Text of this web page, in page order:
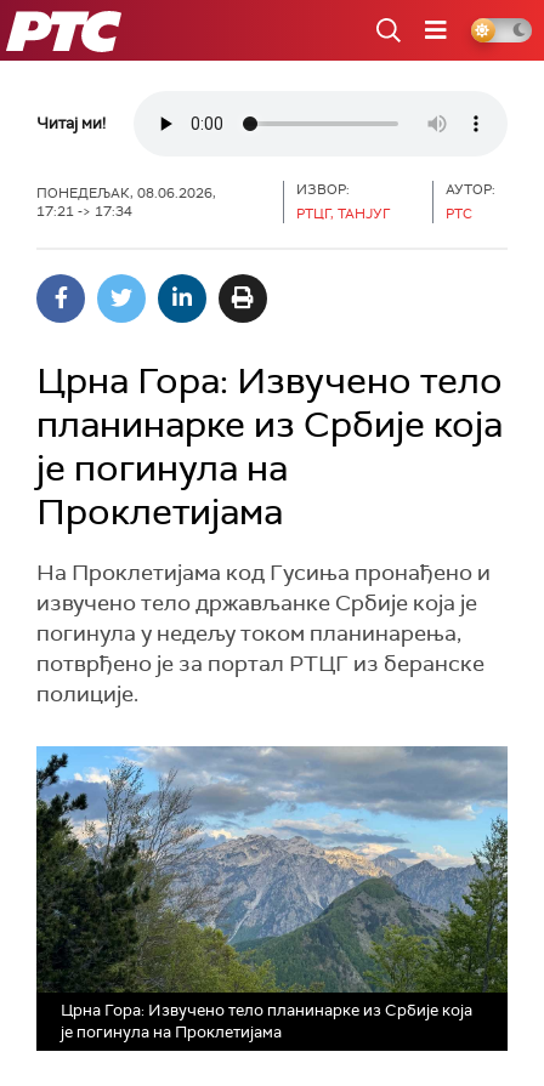
РТС
Читај ми!
ПОНЕДЕЉАК, 08.06.2026,
17:21 -> 17:34
ИЗВОР:
РТЦГ, ТАНЈУГ
АУТОР:
РТС
Црна Гора: Извучено тело
планинарке из Србије која
је погинула на
Проклетијама
На Проклетијама код Гусиња пронађено и
извучено тело држављанке Србије која је
погинула у недељу током планинарења,
потврђено је за портал РТЦГ из беранске
полиције.
Црна Гора: Извучено тело планинарке из Србије која
је погинула на Проклетијама